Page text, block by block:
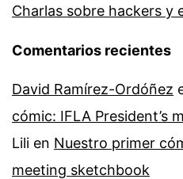
Charlas sobre hackers y
Comentarios recientes
David Ramírez-Ordóñez
cómic: IFLA President’s
Lili en Nuestro primer
meeting sketchbook